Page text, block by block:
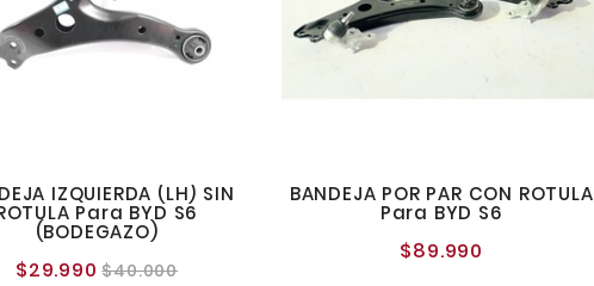
IZQUIERDA (LH) SIN
Para BYD S6
(BODEGAZO)
$29.990 Precio
$40.000Precio
BANDEJA POR PAR CON ROTULA
Para BYD S6
$89.990